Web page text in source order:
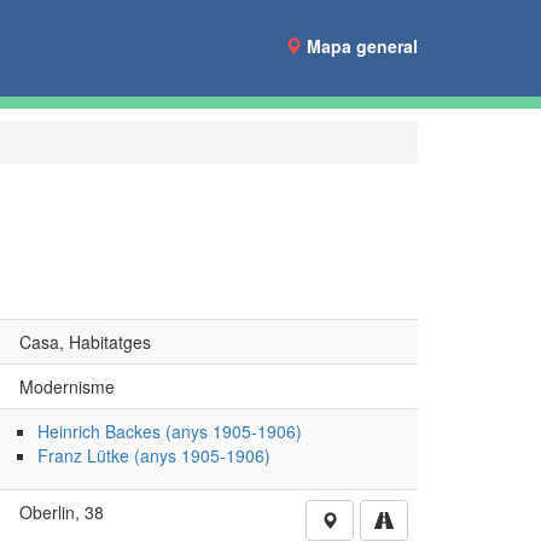
Mapa general
Casa, Habitatges
Modernisme
Heinrich Backes (anys 1905-1906)
Franz Lütke (anys 1905-1906)
Oberlin, 38